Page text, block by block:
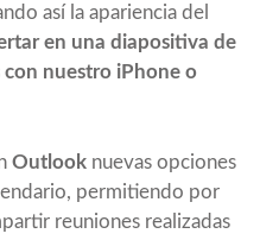
así la apariencia del
en una diapositiva de
nuestro iPhone o
Outlook nuevas opciones
permitiendo por
reuniones realizadas